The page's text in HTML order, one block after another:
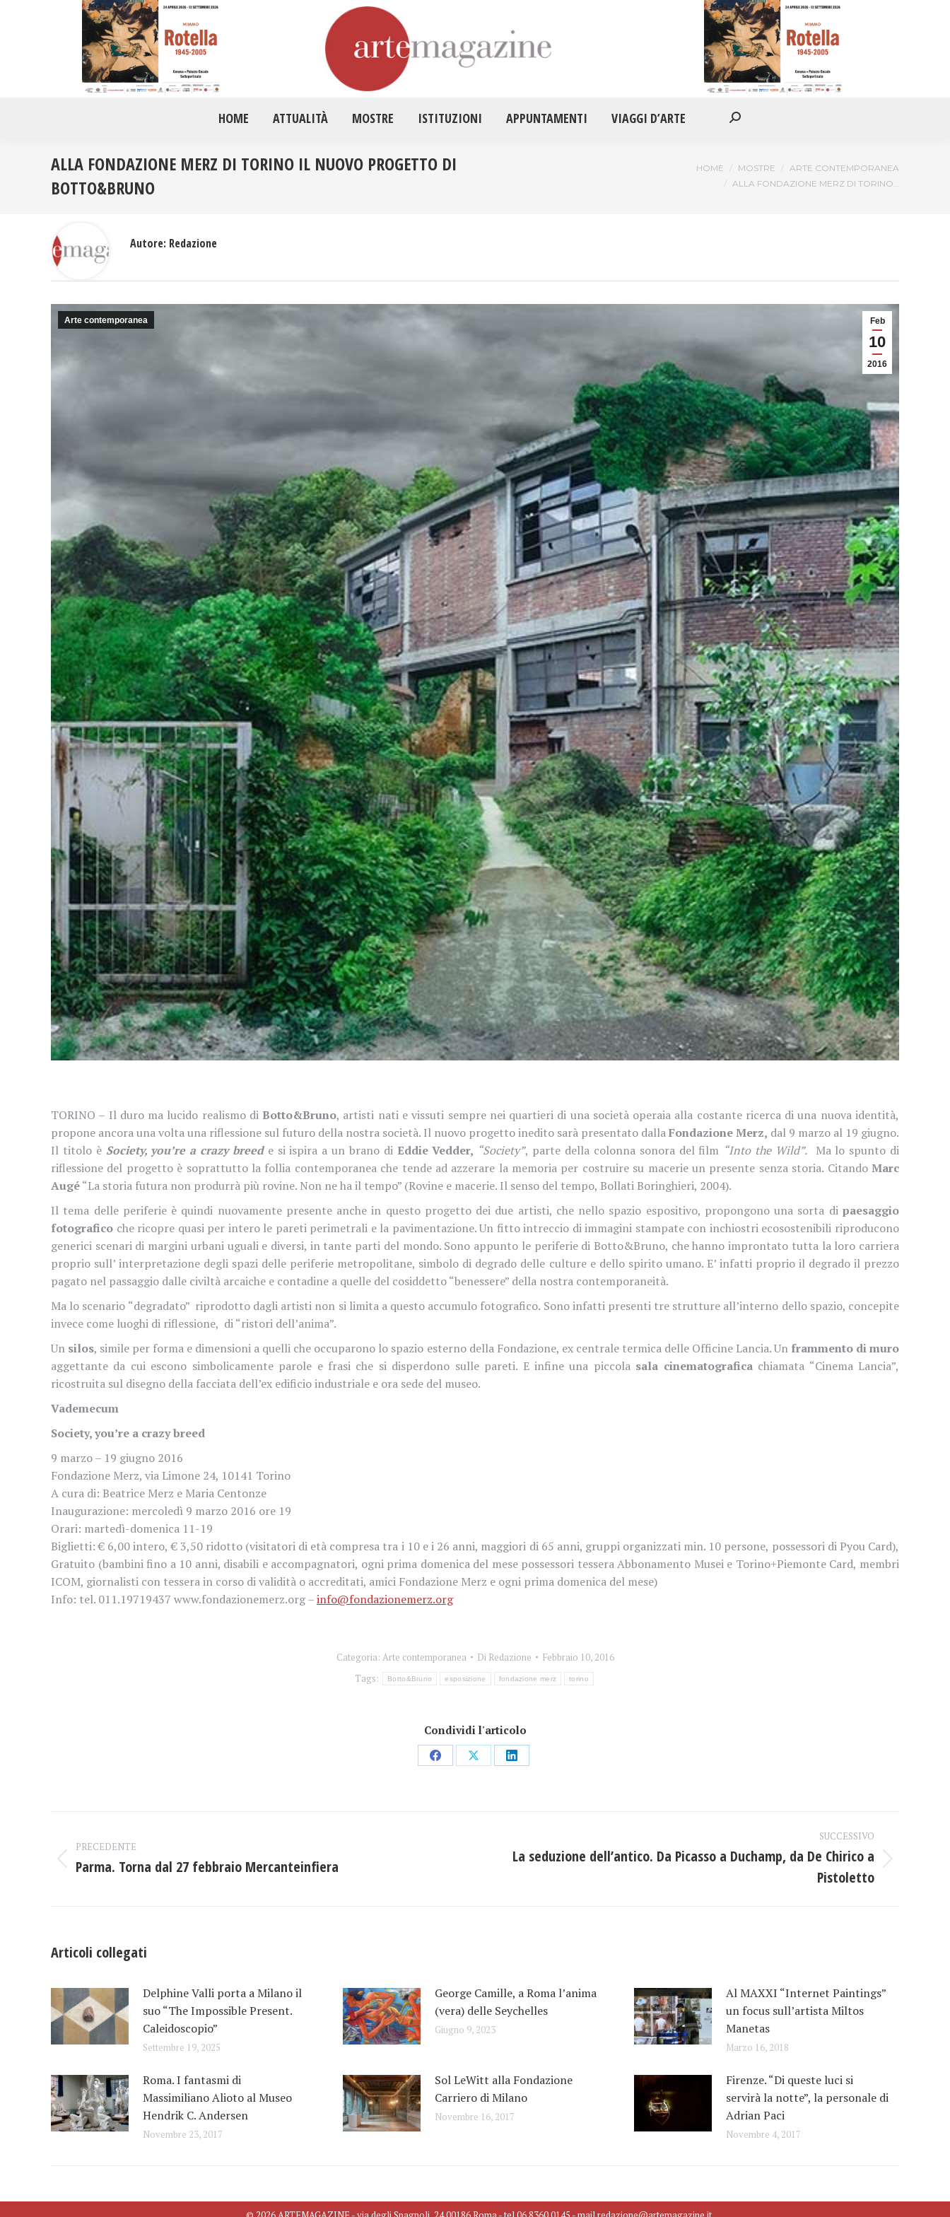
HOME ATTUALITÀ MOSTRE ISTITUZIONI APPUNTAMENTI VIAGGI D’ARTE Cerca:
ALLA FONDAZIONE MERZ DI TORINO IL NUOVO PROGETTO DI
BOTTO&BRUNO
HOME MOSTRE
ARTE CONTEMPORANEA
ALLA FONDAZIONE MERZ DI TORINO…
Feb
10
2016
Arte contemporanea
TORINO – Il duro ma lucido realismo diBotto&Bruno, artisti nati e vissuti sempre nei quartieri di una società operaia alla costante ricerca di una nuova identità,
propone ancora una volta una riflessione sul futuro della nostra società. Il nuovo progetto inedito sarà presentato dallaFondazione Merz, dal 9 marzo al 19 giugno.
Il titolo è Society, you’re a crazy breed e si ispira a un brano di Eddie Vedder, “Society”, parte della colonna sonora del film “Into the Wild”.Ma lo spunto di
riflessione del progetto è soprattutto la follia contemporanea che tende ad azzerare la memoria per costruire su macerie un presente senza storia. Citando Marc
Augé“La storia futura non produrrà più rovine. Non ne ha il tempo” (Rovine e macerie. Il senso del tempo, Bollati Boringhieri, 2004).
Il tema delle periferie è quindi nuovamente presente anche in questo progetto dei due artisti, che nello spazio espositivo, propongono una sorta di paesaggio
fotografico che ricopre quasi per intero le pareti perimetrali e la pavimentazione. Un fitto intreccio di immagini stampate con inchiostri ecosostenibili riproducono
generici scenari di margini urbani uguali e diversi, in tante parti del mondo. Sono appunto le periferie di Botto&Bruno, che hanno improntato tutta la loro carriera
proprio sull’ interpretazione degli spazi delle periferie metropolitane, simbolo di degrado delle culture e dello spirito umano. E’ infatti proprio il degrado il prezzo
pagato nel passaggio dalle civiltà arcaiche e contadine a quelle del cosiddetto “benessere” della nostra contemporaneità.
Ma lo scenario “degradato” riprodotto dagli artisti non si limita a questo accumulo fotografico. Sono infatti presenti tre strutture all’interno dello spazio, concepite
invece come luoghi di riflessione, di “ristori dell’anima”.
Un silos, simile per forma e dimensioni a quelli che occuparono lo spazio esterno della Fondazione, ex centrale termica delle Officine Lancia. Un frammento di muro
aggettante da cui escono simbolicamente parole e frasi che si disperdono sulle pareti. E infine una piccola sala cinematograficachiamata “Cinema Lancia”,
ricostruita sul disegno della facciata dell’ex edificio industriale e ora sede del museo.
Vademecum
Society, you’re a crazy breed
9 marzo – 19 giugno 2016
Fondazione Merz, via Limone 24, 10141 Torino
A cura di: Beatrice Merz e Maria Centonze
Inaugurazione: mercoledì 9 marzo 2016 ore 19
Orari: martedì-domenica 11-19
Biglietti: € 6,00 intero, € 3,50 ridotto (visitatori di età compresa tra i 10 e i 26 anni, maggiori di 65 anni, gruppi organizzati min. 10 persone, possessori di Pyou Card),
Gratuito (bambini fino a 10 anni, disabili e accompagnatori, ogni prima domenica del mese possessori tessera Abbonamento Musei e Torino+Piemonte Card, membri
ICOM, giornalisti con tessera in corso di validità o accreditati, amici Fondazione Merz e ogni prima domenica del mese)
Info: tel. 011.19719437 www.fondazionemerz.org –info@fondazionemerz.org
Categoria: Arte contemporanea Di Redazione
Febbraio 10, 2016
Tags:
Botto&Bruno esposizione fondazione merz torino
Condividi l'articolo
CondividiCondividiCondividi
Autore: Redazione
traPRECEDENTE
Post
Parma. Torna dal 27 febbraio Mercanteinfiera
SUCCESSIVO
Prossimo
La seduzione dell’antico. Da Picasso a Duchamp, da De Chirico a
Pistoletto
Articoli collegati
Delphine Valli porta a Milano il
suo “The Impossible Present.
Caleidoscopio”
Settembre 19, 2025
George Camille, a Roma l’anima
(vera) delle Seychelles
Giugno 9, 2023
Al MAXXI “Internet Paintings”
un focus sull’artista Miltos
Manetas
Marzo 16, 2018
Roma. I fantasmi di
Massimiliano Alioto al Museo
Hendrik C. Andersen
Novembre 23, 2017
Sol LeWitt alla Fondazione
Carriero di Milano
Novembre 16, 2017
Firenze. “Di queste luci si
servirà la notte”, la personale di
Adrian Paci
Novembre 4, 2017
HOME APPUNTAMENTI VIAGGI D’ARTE